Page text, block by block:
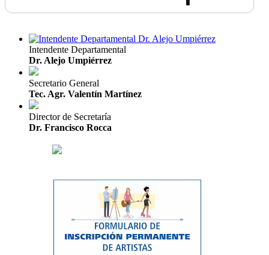
Intendente Departamental
Dr. Alejo Umpiérrez
Secretario General
Tec. Agr. Valentín Martínez
Director de Secretaría
Dr. Francisco Rocca